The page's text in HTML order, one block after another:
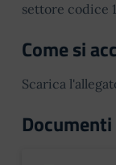
settore codice
Come si
Scarica
Documenti